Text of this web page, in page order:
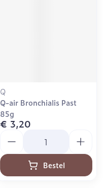
Q
Q-air Bronchialis Past
85g
€ 3,20
Bestel